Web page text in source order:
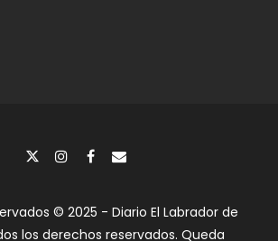
© 2025 - Diario El Labrador de
los derechos reservados. Queda